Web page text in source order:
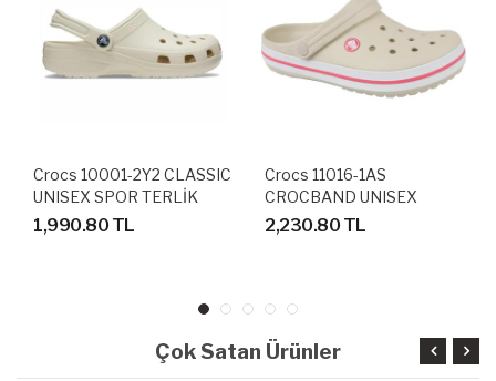
Crocs 10001-2Y2 CLASSIC
UNISEX SPOR TERLİK
SANDALET
1,990.80 TL
Crocs 11016-1AS
CROCBAND UNISEX
SANDALET TERLİK
2,230.80 TL
Çok Satan Ürünler